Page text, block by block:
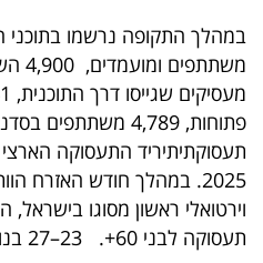
דרושים
ניוזלטרים
מייל
אדום
פתוחות, 4,789
תעסוקתיתיריד התעסוקה
2025. במהלך חודש האזרח
וירטואלי ראשון מסוגו בישראל,
תעסוקה לבני 60+. 23–27 בנובמבר 2025 | אונליין בזום.